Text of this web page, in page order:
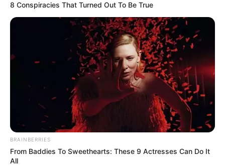
8 Conspiracies That Turned Out To Be True
BRAINBERRIES
From Baddies To Sweethearts: These 9 Actresses Can Do It
All